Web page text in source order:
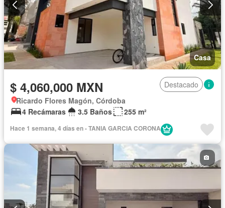
Casa
$ 4,060,000 MXN
Destacado
Ricardo Flores Magón, Córdoba
4 Recámaras
3.5 Baños 255 m²
Hace 1 semana, 4 días en - TANIA GARCIA CORONA